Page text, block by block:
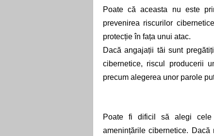
Poate că aceasta nu este
prevenirea riscurilor
protecție în fața unui atac.
Dacă angajații tăi sunt
cibernetice, riscul producerii
precum alegerea unor parole
Poate fi dificil să alegi
amenințările cibernetice.